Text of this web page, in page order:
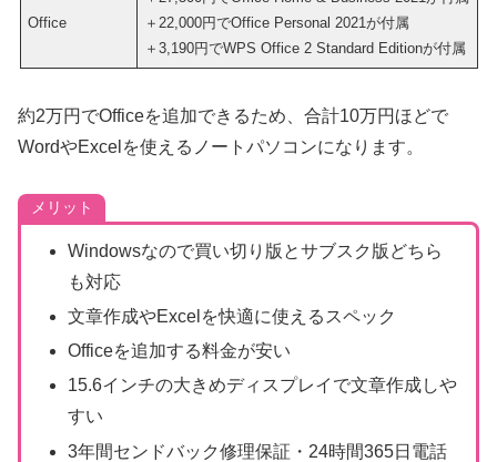
Office
＋22,000円でOffice Personal 2021が付属
＋3,190円でWPS Office 2 Standard Editionが付属
約2万円でOfficeを追加できるため、合計10万円ほどで
WordやExcelを使えるノートパソコンになります。
メリット
Windowsなので買い切り版とサブスク版どちら
も対応
文章作成やExcelを快適に使えるスペック
Officeを追加する料金が安い
15.6インチの大きめディスプレイで文章作成しや
すい
3年間センドバック修理保証・24時間365日電話